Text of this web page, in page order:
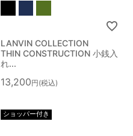
LANVIN COLLECTION
THIN CONSTRUCTION 小銭入
れ...
13,200 税込
ショッパー付き